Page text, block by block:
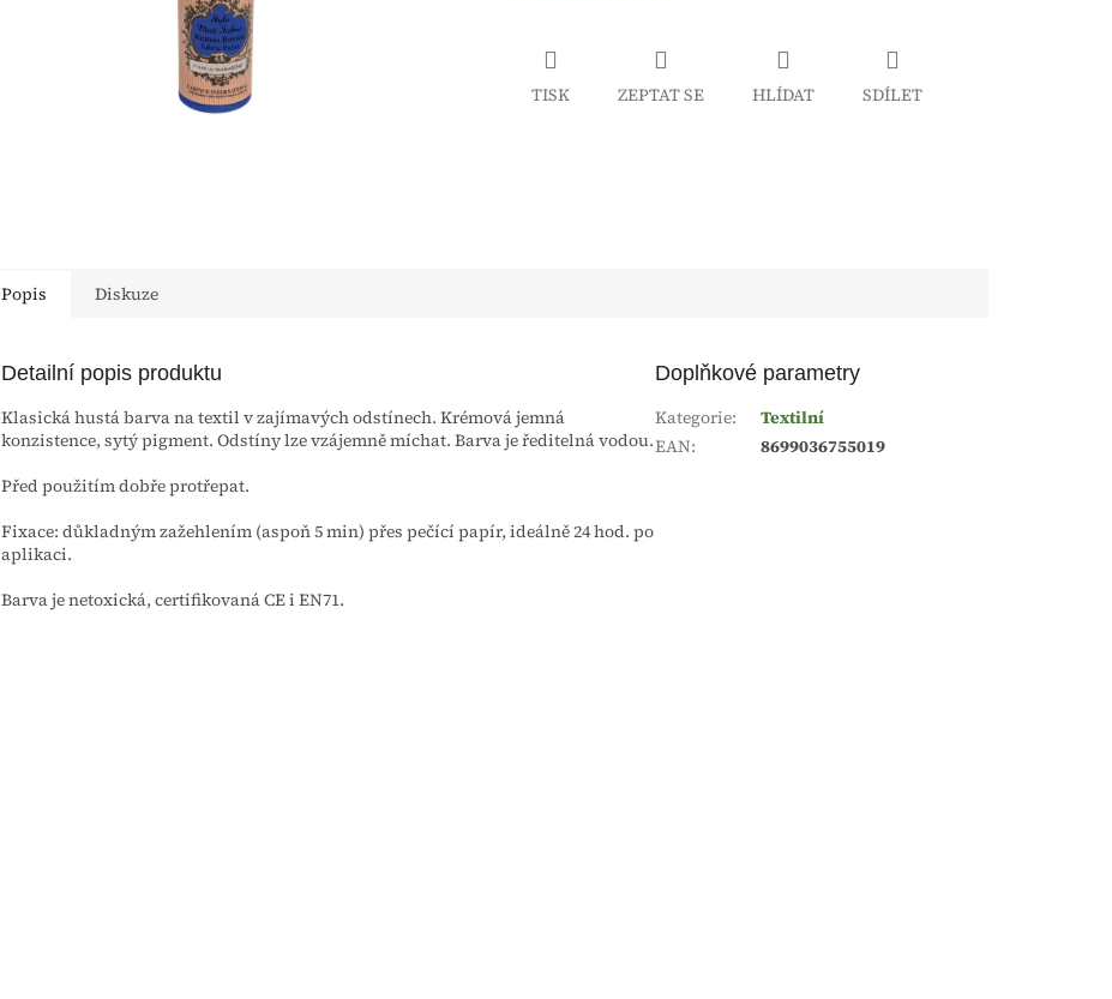
TISK ZEPTAT SE HLÍDAT SDÍLET
Popis Diskuze
Detailní popis produktu
Klasická hustá barva na textil v zajímavých odstínech. Krémová jemná
konzistence, sytý pigment. Odstíny lze vzájemně míchat. Barva je ředitelná vodou.
Před použitím dobře protřepat.
Fixace: důkladným zažehlením (aspoň 5 min) přes pečící papír, ideálně 24 hod. po
aplikaci.
Barva je netoxická, certifikovaná CE i EN71.
Doplňkové parametry
Kategorie:
Textilní
EAN: 8699036755019